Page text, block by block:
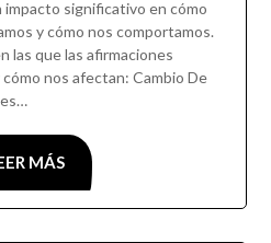
significativo en cómo
y cómo nos comportamos.
las que las afirmaciones
nos afectan: Cambio De
MÁS